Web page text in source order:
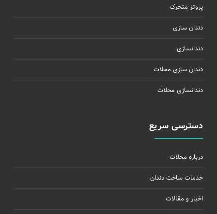
پروتز متحرک
دندان سازی
دندانسازی
دندان سازی محلات
دندانسازی محلات
دسترسی سریع
درباره محلات
خدمات ساخت دندان
اخبار و مقالات